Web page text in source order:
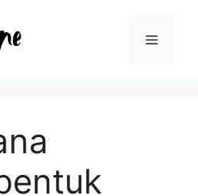
Menu